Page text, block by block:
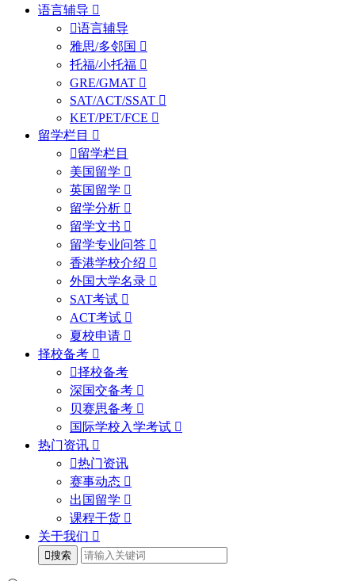
语言辅导
语言辅导
雅思/多邻国
托福/小托福
GRE/GMAT
SAT/ACT/SSAT
KET/PET/FCE
留学栏目
留学栏目
美国留学
英国留学
留学分析
留学文书
留学专业问答
香港学校介绍
外国大学名录
SAT考试
ACT考试
夏校申请
择校备考
择校备考
深国交备考
贝赛思备考
国际学校入学考试
热门资讯
热门资讯
赛事动态
出国留学
课程干货
关于我们
搜索